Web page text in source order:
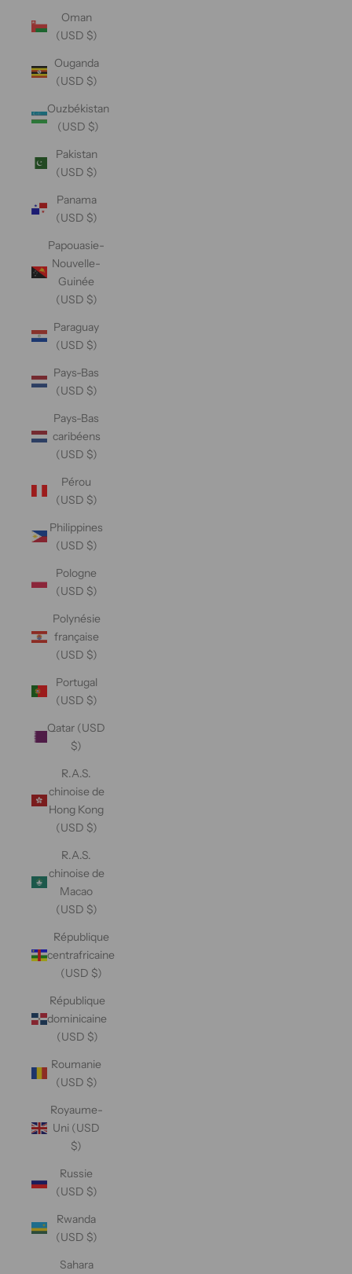
Oman
(USD $)
Ouganda
(USD $)
Ouzbékistan
(USD $)
Pakistan
(USD $)
Panama
(USD $)
Papouasie-
Nouvelle-
Guinée
(USD $)
Paraguay
(USD $)
Pays-Bas
(USD $)
Pays-Bas
caribéens
(USD $)
Pérou
(USD $)
Philippines
(USD $)
Pologne
(USD $)
Polynésie
française
(USD $)
Portugal
(USD $)
Qatar (USD
$)
R.A.S.
chinoise de
Hong Kong
(USD $)
R.A.S.
chinoise de
Macao
(USD $)
République
centrafricaine
(USD $)
République
dominicaine
(USD $)
Roumanie
(USD $)
Royaume-
Uni (USD
$)
Russie
(USD $)
Rwanda
(USD $)
Sahara